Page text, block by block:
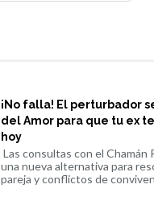
¡No falla! El perturbador
del Amor para que tu ex
hoy
Las consultas con el Chamán
una nueva alternativa para
pareja y conflictos de